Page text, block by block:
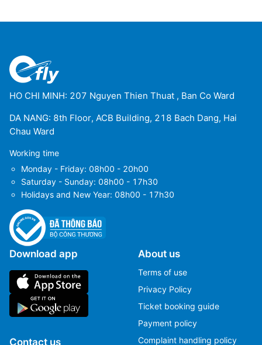
HO CHI MINH: 207 Nguyen Thien Thuat , Ban Co Ward
DA NANG: 8th Floor, ACB Building, 218 Bach Dang, Hai
Chau Ward
Working time
Monday - Friday: 08h00 - 20h00
Saturday - Sunday: 08h00 - 17h30
Holidays and New Year: 08h00 - 17h30
Download app
Contact us
About us
Terms of use
Privacy Policy
Ticket booking guide
Payment policy
Complaint handling policy